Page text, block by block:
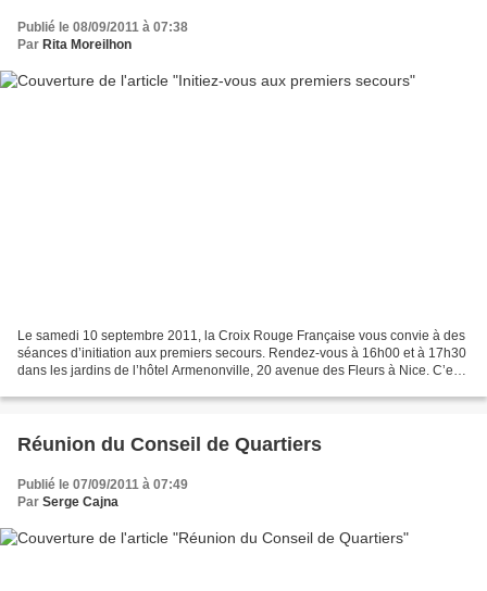
Publié le 08/09/2011 à 07:38
Par Rita Moreilhon
Le samedi 10 septembre 2011, la Croix Rouge Française vous convie à des
séances d’initiation aux premiers secours. Rendez-vous à 16h00 et à 17h30
dans les jardins de l’hôtel Armenonville, 20 avenue des Fleurs à Nice. C’est
Réunion du Conseil de Quartiers
Publié le 07/09/2011 à 07:49
Par Serge Cajna